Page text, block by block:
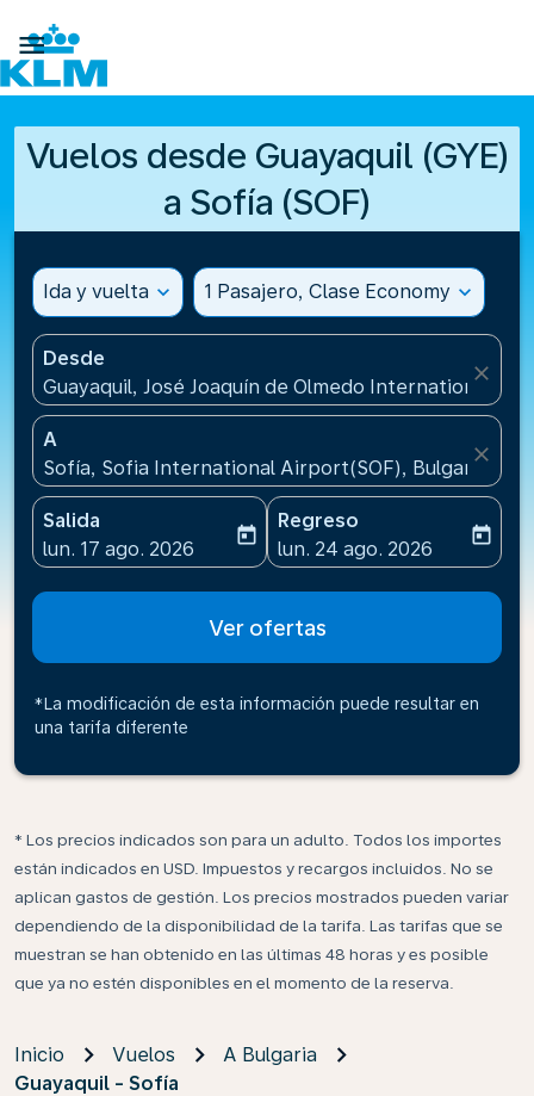

Vuelos desde Guayaquil (GYE)
a Sofía (SOF)
Ida y vuelta expand_more 1 Pasajero, Clase Economy expand_more
Desde
Guayaquil, José Joaquín de Olmedo International
close
A
Sofía, Sofia International Airport(SOF), Bulgaria
close
Salida
fc-booking-departure-date-aria-label
lun. 17 ago. 2026
today
Regreso
fc-booking-return-date-
lun. 24 ago. 2026
today
Ver ofertas
*La modificación de esta información puede resultar en
una tarifa diferente
* Los precios indicados son para un adulto. Todos los importes
están indicados en USD. Impuestos y recargos incluidos. No se
aplican gastos de gestión. Los precios mostrados pueden variar
dependiendo de la disponibilidad de la tarifa. Las tarifas que se
muestran se han obtenido en las últimas 48 horas y es posible
que ya no estén disponibles en el momento de la reserva.
Inicio Vuelos
A Bulgaria
Guayaquil - Sofía